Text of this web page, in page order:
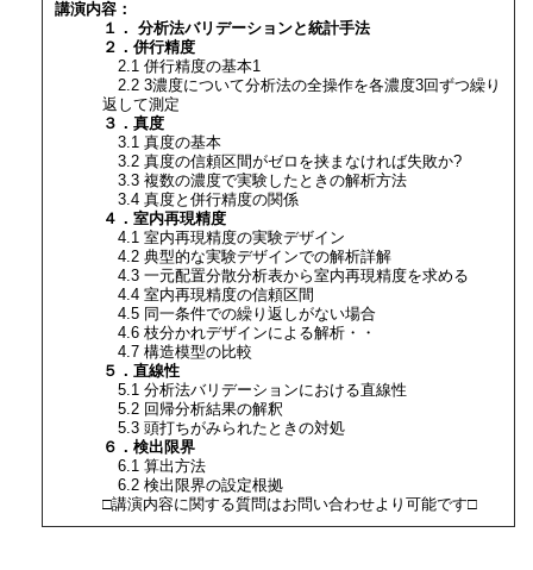
講演内容：
１． 分析法バリデーションと統計手法
２．併行精度
2.1 併行精度の基本1
2.2 3濃度について分析法の全操作を各濃度3回ずつ繰り
返して測定
３．真度
3.1 真度の基本
3.2 真度の信頼区間がゼロを挟まなければ失敗か?
3.3 複数の濃度で実験したときの解析方法
3.4 真度と併行精度の関係
４．室内再現精度
4.1 室内再現精度の実験デザイン
4.2 典型的な実験デザインでの解析詳解
4.3 一元配置分散分析表から室内再現精度を求める
4.4 室内再現精度の信頼区間
4.5 同一条件での繰り返しがない場合
4.6 枝分かれデザインによる解析・・
4.7 構造模型の比較
５．直線性
5.1 分析法バリデーションにおける直線性
5.2 回帰分析結果の解釈
5.3 頭打ちがみられたときの対処
６．検出限界
6.1 算出方法
6.2 検出限界の設定根拠
□講演内容に関する質問はお問い合わせより可能です□